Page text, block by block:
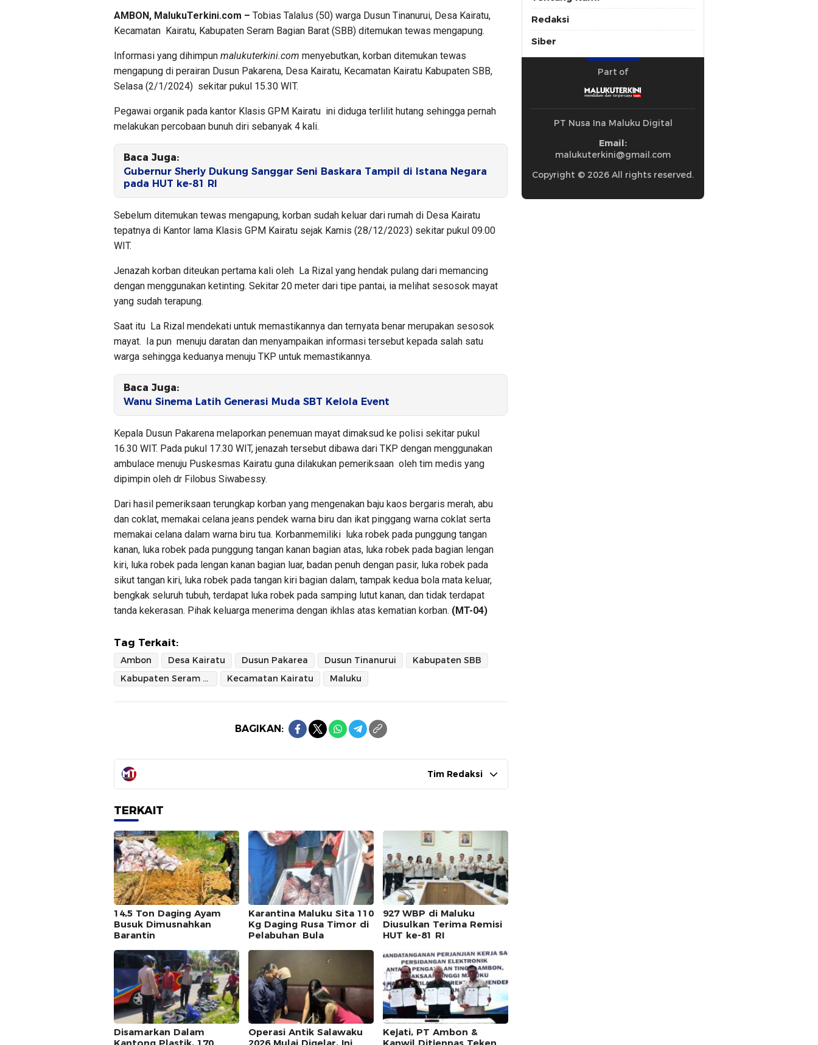
AMBON, MalukuTerkini.com – Tobias Talalus (50) warga Dusun Tinanurui, Desa Kairatu,
Kecamatan Kairatu, Kabupaten Seram Bagian Barat (SBB) ditemukan tewas mengapung.
Informasi yang dihimpun malukuterkini.com menyebutkan, korban ditemukan tewas
mengapung di perairan Dusun Pakarena, Desa Kairatu, Kecamatan Kairatu Kabupaten SBB,
Selasa (2/1/2024) sekitar pukul 15.30 WIT.
Pegawai organik pada kantor Klasis GPM Kairatu ini diduga terlilit hutang sehingga pernah
melakukan percobaan bunuh diri sebanyak 4 kali.
Baca Juga:
Gubernur Sherly Dukung Sanggar Seni Baskara Tampil di Istana Negara
pada HUT ke-81 RI
Sebelum ditemukan tewas mengapung, korban sudah keluar dari rumah di Desa Kairatu
tepatnya di Kantor lama Klasis GPM Kairatu sejak Kamis (28/12/2023) sekitar pukul 09.00
WIT.
Jenazah korban diteukan pertama kali oleh La Rizal yang hendak pulang dari memancing
dengan menggunakan ketinting. Sekitar 20 meter dari tipe pantai, ia melihat sesosok mayat
yang sudah terapung.
Saat itu La Rizal mendekati untuk memastikannya dan ternyata benar merupakan sesosok
mayat. Ia pun menuju daratan dan menyampaikan informasi tersebut kepada salah satu
warga sehingga keduanya menuju TKP untuk memastikannya.
Baca Juga:
Wanu Sinema Latih Generasi Muda SBT Kelola Event
Kepala Dusun Pakarena melaporkan penemuan mayat dimaksud ke polisi sekitar pukul
16.30 WIT. Pada pukul 17.30 WIT, jenazah tersebut dibawa dari TKP dengan menggunakan
ambulace menuju Puskesmas Kairatu guna dilakukan pemeriksaan oleh tim medis yang
dipimpin oleh dr Filobus Siwabessy.
Dari hasil pemeriksaan terungkap korban yang mengenakan baju kaos bergaris merah, abu
dan coklat, memakai celana jeans pendek warna biru dan ikat pinggang warna coklat serta
memakai celana dalam warna biru tua. Korbanmemiliki luka robek pada punggung tangan
kanan, luka robek pada punggung tangan kanan bagian atas, luka robek pada bagian lengan
kiri, luka robek pada lengan kanan bagian luar, badan penuh dengan pasir, luka robek pada
sikut tangan kiri, luka robek pada tangan kiri bagian dalam, tampak kedua bola mata keluar,
bengkak seluruh tubuh, terdapat luka robek pada samping lutut kanan, dan tidak terdapat
tanda kekerasan. Pihak keluarga menerima dengan ikhlas atas kematian korban. (MT-04)
Tag Terkait:
Ambon Desa Kairatu Dusun Pakarea Dusun Tinanurui
Kabupaten SBB
Kabupaten Seram Bagian Barat
Kecamatan Kairatu Maluku
BAGIKAN:
Tim Redaksi
TERKAIT
14,5 Ton Daging Ayam
Busuk Dimusnahkan
Barantin
Karantina Maluku Sita 110
Kg Daging Rusa Timor di
Pelabuhan Bula
927 WBP di Maluku
Diusulkan Terima Remisi
HUT ke-81 RI
Disamarkan Dalam
Operasi Antik Salawaku
Kejati, PT Ambon &
Redaksi
Siber
Part of
PT Nusa Ina Maluku Digital
Email:
malukuterkini@gmail.com
Copyright © 2026 All rights reserved.